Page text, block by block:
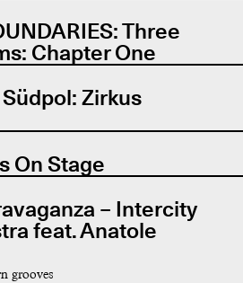
Three
Chapter One
Zirkus
On Stage
– Intercity
feat. Anatole
grooves